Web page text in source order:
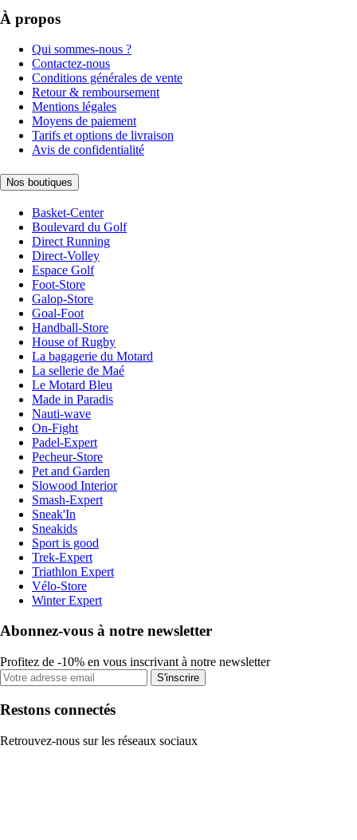
À propos
Qui sommes-nous ?
Contactez-nous
Conditions générales de vente
Retour & remboursement
Mentions légales
Moyens de paiement
Tarifs et options de livraison
Avis de confidentialité
Nos boutiques
Basket-Center
Boulevard du Golf
Direct Running
Direct-Volley
Espace Golf
Foot-Store
Galop-Store
Goal-Foot
Handball-Store
House of Rugby
La bagagerie du Motard
La sellerie de Maé
Le Motard Bleu
Made in Paradis
Nauti-wave
On-Fight
Padel-Expert
Pecheur-Store
Pet and Garden
Slowood Interior
Smash-Expert
Sneak'In
Sneakids
Sport is good
Trek-Expert
Triathlon Expert
Vélo-Store
Winter Expert
Abonnez-vous à notre newsletter
Profitez de -10% en vous inscrivant à notre newsletter
S'inscrire
Restons connectés
Retrouvez-nous sur les réseaux sociaux